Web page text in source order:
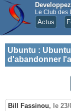
Le Club des
Actus
Ubuntu :
d'abandonner
Bill Fassinou, le